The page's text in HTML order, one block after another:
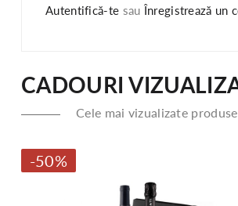
Autentifică-te sau Înregistrează un
CADOURI
Cele mai vizualizate produse
-50%